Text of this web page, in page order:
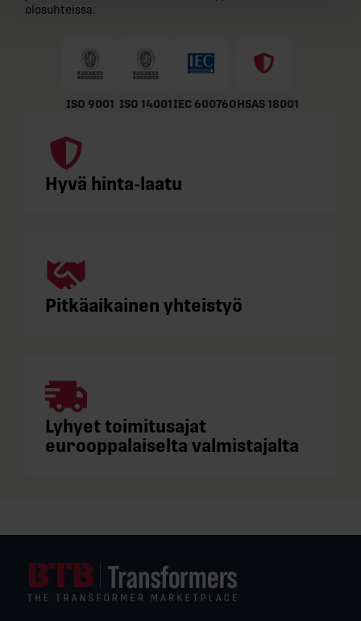
olosuhteissa.
ISO 9001 ISO 14001IEC 60076OHSAS 18001
Hyvä hinta-laatu
Pitkäaikainen yhteistyö
Lyhyet toimitusajat
eurooppalaiselta valmistajalta